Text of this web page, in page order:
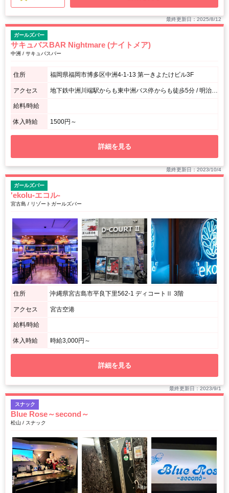
最終更新日：2025/8/12
ガールズバー
サキュバスBAR Nightmare (ナイトメア)
中洲 / サキュバスバー
住所 福岡県福岡市博多区中洲4-1-13 第一きよたけビル3F
アクセス 地下鉄中洲川端駅からも東中洲バス停からも徒歩5分 / 明治通りの橋手前から川沿いに歩くと解り易いです！
給料/時給
体入時給 1500円～
詳細を見る
最終更新日：2023/10/4
ガールズバー
'ekolu-エコル-
宮古島 / リゾートガールズバー
住所 沖縄県宮古島市平良下里562-1 ディコートⅡ 3階
アクセス 宮古空港
給料/時給
体入時給 時給3,000円～
詳細を見る
最終更新日：2023/9/1
スナック
Blue Rose～second～
松山 / スナック